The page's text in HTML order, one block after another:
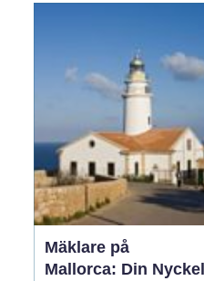
perfekt destinati...
Mäklare på
Mallorca: Din Nyckel